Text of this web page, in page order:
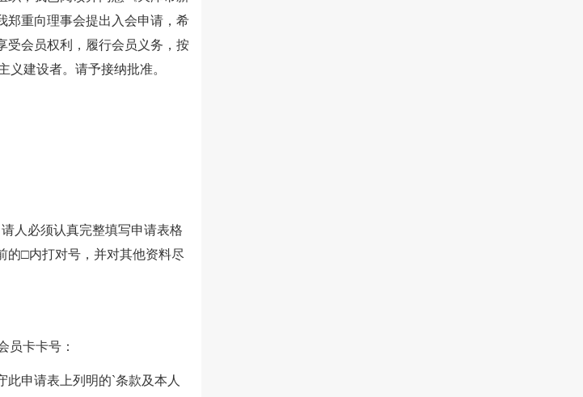
郑重向理事会提出入会申请，希
受会员权利，履行会员义务，按
建设者。请予接纳批准。
人必须认真完整填写申请表格
的□内打对号，并对其他资料尽
卡卡号：
申请表上列明的`条款及本人